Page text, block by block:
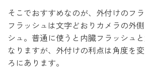
そこでおすすめなのが、外付けのフ
フラッシュは文字どおりカメラの外
シュ。普通に使うと内臓フラッシュ
なりますが、外付けの利点は角度を
ろにあります。